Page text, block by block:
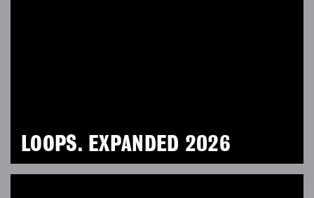
LOOPS. EXPANDED 2026